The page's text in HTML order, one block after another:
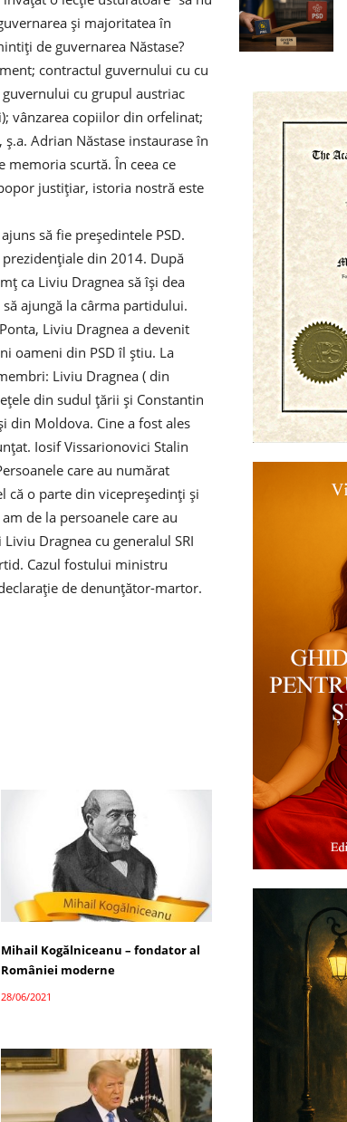
și majoritatea în
de guvernarea Năstase?
contractul guvernului cu cu
cu grupul austriac
vânzarea copiilor din orfelinat;
Adrian Năstase instaurase în
memoria scurtă. În ceea ce
justițiar, istoria nostră este
să fie președintele PSD.
din 2014. După
ca Liviu Dragnea să își dea
ajungă la cârma partidului.
Liviu Dragnea a devenit
oameni din PSD îl știu. La
Liviu Dragnea ( din
din sudul țării și Constantin
din Moldova. Cine a fost ales
Iosif Vissarionovici Stalin
care au numărat
că o parte din vicepreședinți și
de la persoanele care au
Dragnea cu generalul SRI
Cazul fostului ministru
de denunțător-martor.
Mihail Kogălniceanu – fondator al
României moderne
28/06/2021